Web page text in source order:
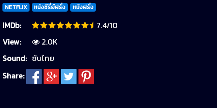
NETFLIX หนังซีรี่ย์ฝรั่ง หนังฝรั่ง
IMDb:
7.4/10
View:
2.0K
Sound: ซับไทย
Share: